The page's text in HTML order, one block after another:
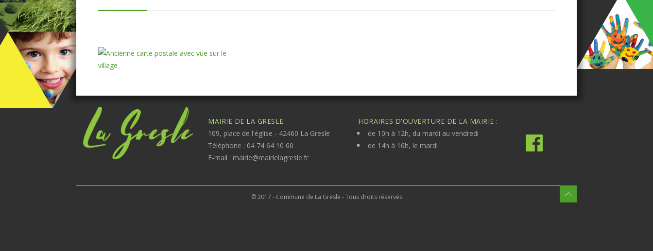
MAIRIE DE LA GRESLE
109, place de l'église - 42460 La Gresle
Téléphone : 04 74 64 10 60
E-mail : mairie@mairielagresle.fr
HORAIRES D'OUVERTURE DE LA MAIRIE :
de 10h à 12h, du mardi au vendredi
de 14h à 16h, le mardi
© 2017 - Commune de La Gresle - Tous droits réservés